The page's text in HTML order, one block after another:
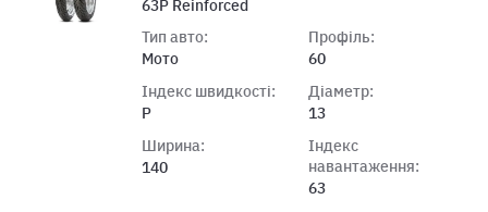
63P Reinforced
Тип авто:
Мото
Індекс швидкості:
P
Ширина:
140
Профіль:
60
Діаметр:
13
Індекс
навантаження:
63